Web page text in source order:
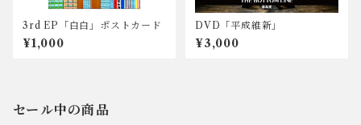
3rd EP「白白」ポストカード
¥1,000
DVD「平成維新」
¥3,000
セール中の商品